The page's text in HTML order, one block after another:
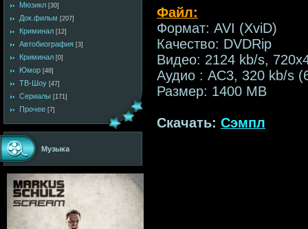
Мюзикл [30]
Док.фильм [207]
Криминал [12]
Автобиография [3]
Криминал [0]
Юмор [48]
ТВ-Шоу [47]
Сериалы [171]
Прочее [7]
Музыка
Файл:
Формат: AVI (XviD)
Качество: DVDRip
Видео: 2124 kb/s,
Аудио : AC3, 320 kb/s
Размер: 1400 MB
Скачать: Сэмпл